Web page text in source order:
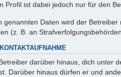
Profil ist dabei jedoch nur für den
genannten Daten wird der
(z. B. an
darüber hinaus, dich unter
Darüber hinaus dürfen er und